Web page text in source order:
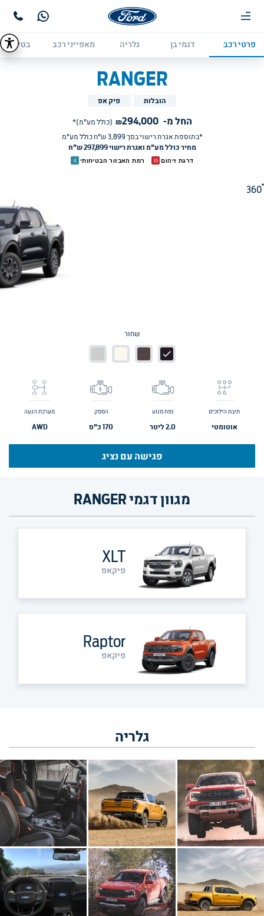
פרטי רכב דגמי בן גלריה מאפייני רכב בטיחות
RANGER
הובלות פיק אפ
החל מ- 294,000
₪ (כולל מע"מ)*
*בתוספת אגרת רישוי בסך 3,899 ש"ח כולל מע"מ
מחיר כולל מע"מ ואגרת רישוי 297,899 ש"ח
דרגת זיהום 15 רמת האבזור הבטיחותי 4
שחור
תיבת הילוכים
אוטומטי
נפח מנוע
2.0ליטר
הספק
170כ"ס
מערכת הנעה
AWD
פגישה עם נציג
מגוון דגמי RANGER
XLT
פיקאפ
Raptor
פיקאפ
גלריה